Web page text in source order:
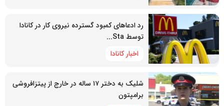
رد ادعاهای کمبود گسترده نیروی کار در کانادا
توسط Sta...
اخبار کانادا
شلیک به دختر ۱۷ ساله در خارج از پیتزافروشی
برامپتون